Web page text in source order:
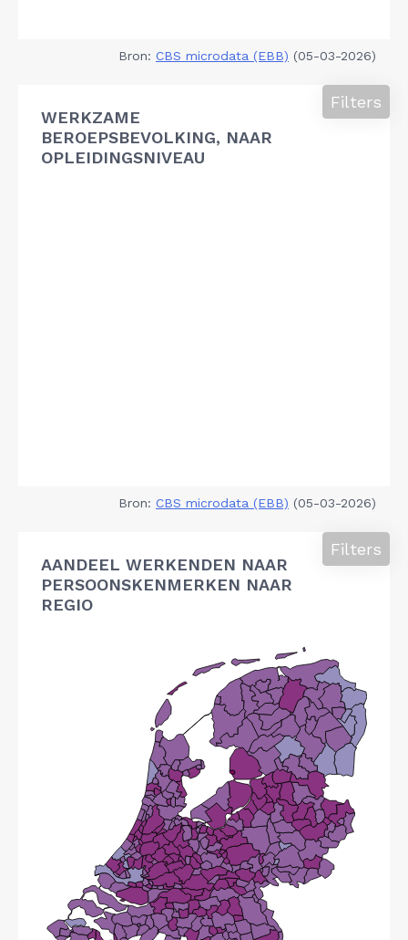
Bron: CBS microdata (EBB) (05-03-2026)
WERKZAME
BEROEPSBEVOLKING, NAAR
OPLEIDINGSNIVEAU
Filters
Bron: CBS microdata (EBB) (05-03-2026)
AANDEEL WERKENDEN NAAR
PERSOONSKENMERKEN NAAR
REGIO
Filters